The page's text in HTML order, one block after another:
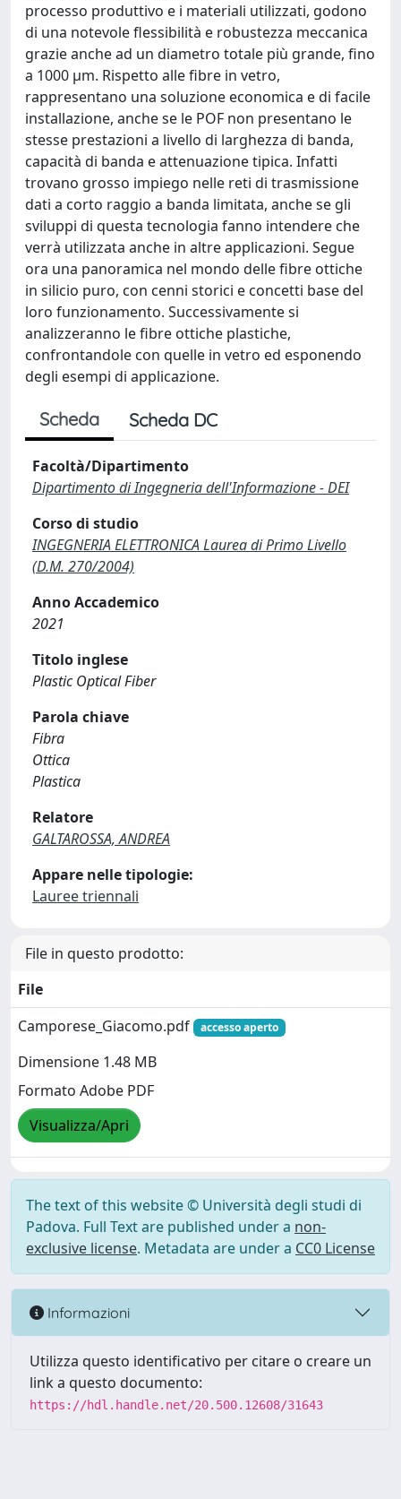
processo produttivo e i materiali utilizzati, godono
di una notevole flessibilità e robustezza meccanica
grazie anche ad un diametro totale più grande, fino
a 1000 µm. Rispetto alle fibre in vetro,
rappresentano una soluzione economica e di facile
installazione, anche se le POF non presentano le
stesse prestazioni a livello di larghezza di banda,
capacità di banda e attenuazione tipica. Infatti
trovano grosso impiego nelle reti di trasmissione
dati a corto raggio a banda limitata, anche se gli
sviluppi di questa tecnologia fanno intendere che
verrà utilizzata anche in altre applicazioni. Segue
ora una panoramica nel mondo delle fibre ottiche
in silicio puro, con cenni storici e concetti base del
loro funzionamento. Successivamente si
analizzeranno le fibre ottiche plastiche,
confrontandole con quelle in vetro ed esponendo
degli esempi di applicazione.
Scheda Scheda DC
Facoltà/Dipartimento
Dipartimento di Ingegneria dell'Informazione - DEI
Corso di studio
INGEGNERIA ELETTRONICA Laurea di Primo Livello
(D.M. 270/2004)
Anno Accademico
2021
Titolo inglese
Plastic Optical Fiber
Parola chiave
Fibra
Ottica
Plastica
Relatore
GALTAROSSA, ANDREA
Appare nelle tipologie:
Lauree triennali
File in questo prodotto:
File
Camporese_Giacomo.pdf
accesso aperto
Dimensione 1.48 MB
Formato Adobe PDF
Visualizza/Apri
The text of this website © Università degli studi di
Padova. Full Text are published under a non-
exclusive license. Metadata are under a CC0 License
Informazioni
Utilizza questo identificativo per citare o creare un
link a questo documento:
https://hdl.handle.net/20.500.12608/31643